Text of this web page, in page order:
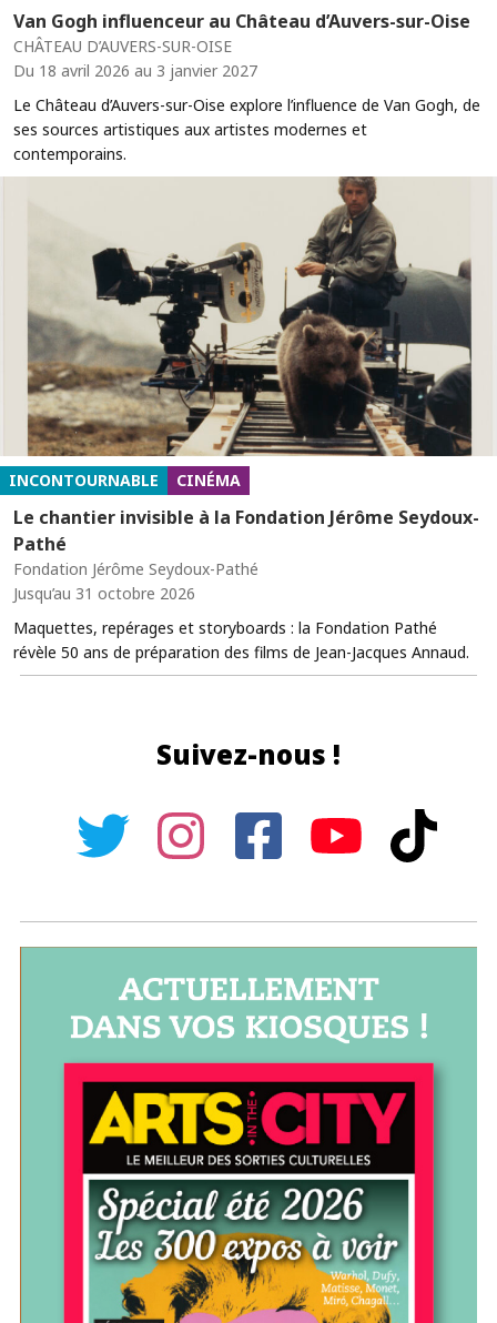
Van Gogh influenceur au Château d’Auvers-sur-Oise
CHÂTEAU D’AUVERS-SUR-OISE
Du 18 avril 2026 au 3 janvier 2027
Le Château d’Auvers-sur-Oise explore l’influence de Van Gogh, de
ses sources artistiques aux artistes modernes et
contemporains.
INCONTOURNABLE CINÉMA
Le chantier invisible à la Fondation Jérôme Seydoux-
Pathé
Fondation Jérôme Seydoux-Pathé
Jusqu’au 31 octobre 2026
Maquettes, repérages et storyboards : la Fondation Pathé
révèle 50 ans de préparation des films de Jean-Jacques Annaud.
Suivez-nous !